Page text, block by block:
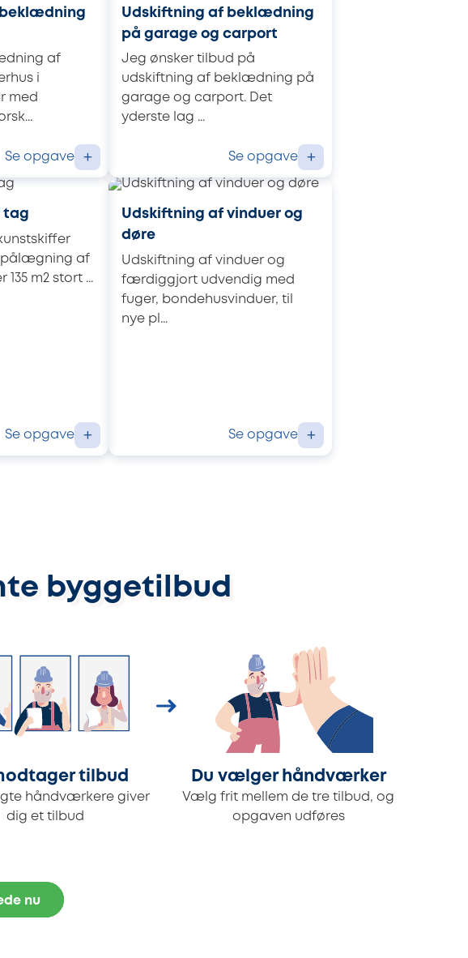
af
i
med
Se opgave +
Udskiftning af beklædning
på garage og carport
Jeg ønsker tilbud på
udskiftning af beklædning på
garage og carport. Det
yderste lag ...
Se opgave +
tag
pålægning af
m2 stort ...
Se opgave +
Udskiftning af vinduer og
døre
Udskiftning af vinduer og
færdiggjort udvendig med
fuger, bondehusvinduer, til
nye pl...
Se opgave +
byggetilbud
tilbud
håndværkere giver
dig et tilbud
Du vælger håndværker
Vælg frit mellem de tre tilbud, og
opgaven udføres
nu